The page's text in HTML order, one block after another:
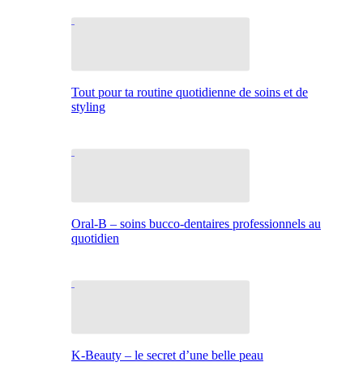
Tout pour ta routine quotidienne de soins et de
styling
Oral-B – soins bucco-dentaires professionnels au
quotidien
K-Beauty – le secret d’une belle peau